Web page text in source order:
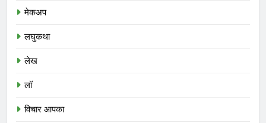
मेकअप
लघुकथा
लेख
लॉ
विचार आपका